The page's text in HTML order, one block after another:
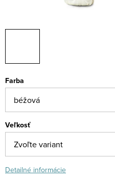
Farba
Veľkosť
Detailné informácie